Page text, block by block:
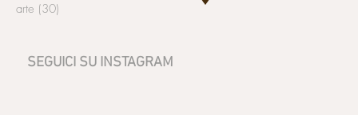
arte (30)
SEGUICI SU INSTAGRAM